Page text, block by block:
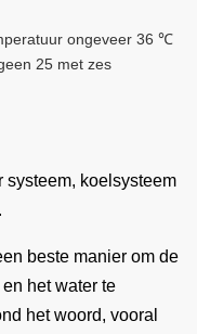
ongeveer 36 ℃
25 met zes
systeem, koelsysteem
beste manier om de
het water te
het woord, vooral